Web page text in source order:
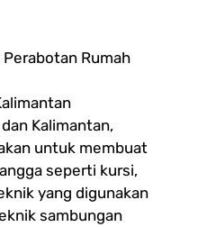
Rumah
Kalimantan,
untuk membuat
seperti kursi,
yang digunakan
sambungan